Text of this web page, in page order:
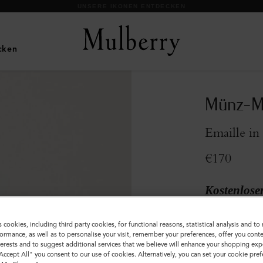
Münz-
Emaille in
€170
cookies, including third party cookies, for functional reasons, statistical analysis and to
as well as to personalise your visit, remember your preferences, offer you
and to suggest additional services that we believe will enhance your shopping
All" you consent to our use of cookies. Alternatively, you can set your cookie